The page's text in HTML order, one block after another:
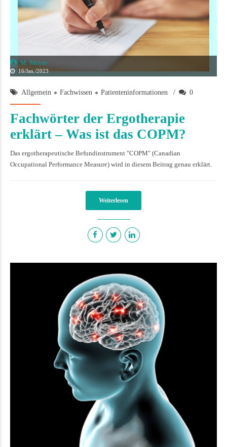
M. Meyer
16/Jan./2023
Allgemein Fachwissen Patienteninformationen 0
Fachwörter der Ergotherapie
erklärt – Was ist das COPM?
Das ergotherapeutische Befundinstrument "COPM" (Canadian
Occupational Performance Measure) wird in diesem Beitrag genau erklärt.
Weiterlesen